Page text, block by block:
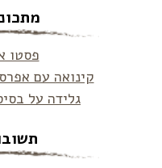
פסטו
קינואה עם
גלידה על